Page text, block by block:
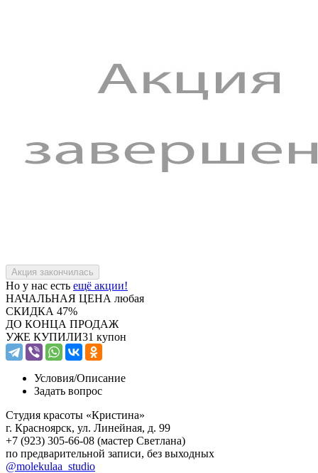
Но у нас есть ещё акции!
НАЧАЛЬНАЯ ЦЕНА любая
СКИДКА 47%
ДО КОНЦА ПРОДАЖ
УЖЕ КУПИЛИ31 купон
Условия/Описание
Задать вопрос
Студия красоты «Кристина»
г. Красноярск, ул. Линейная, д. 99
+7 (923) 305-66-08 (мастер Светлана)
по предварительной записи, без выходных
@molekulaa_studio